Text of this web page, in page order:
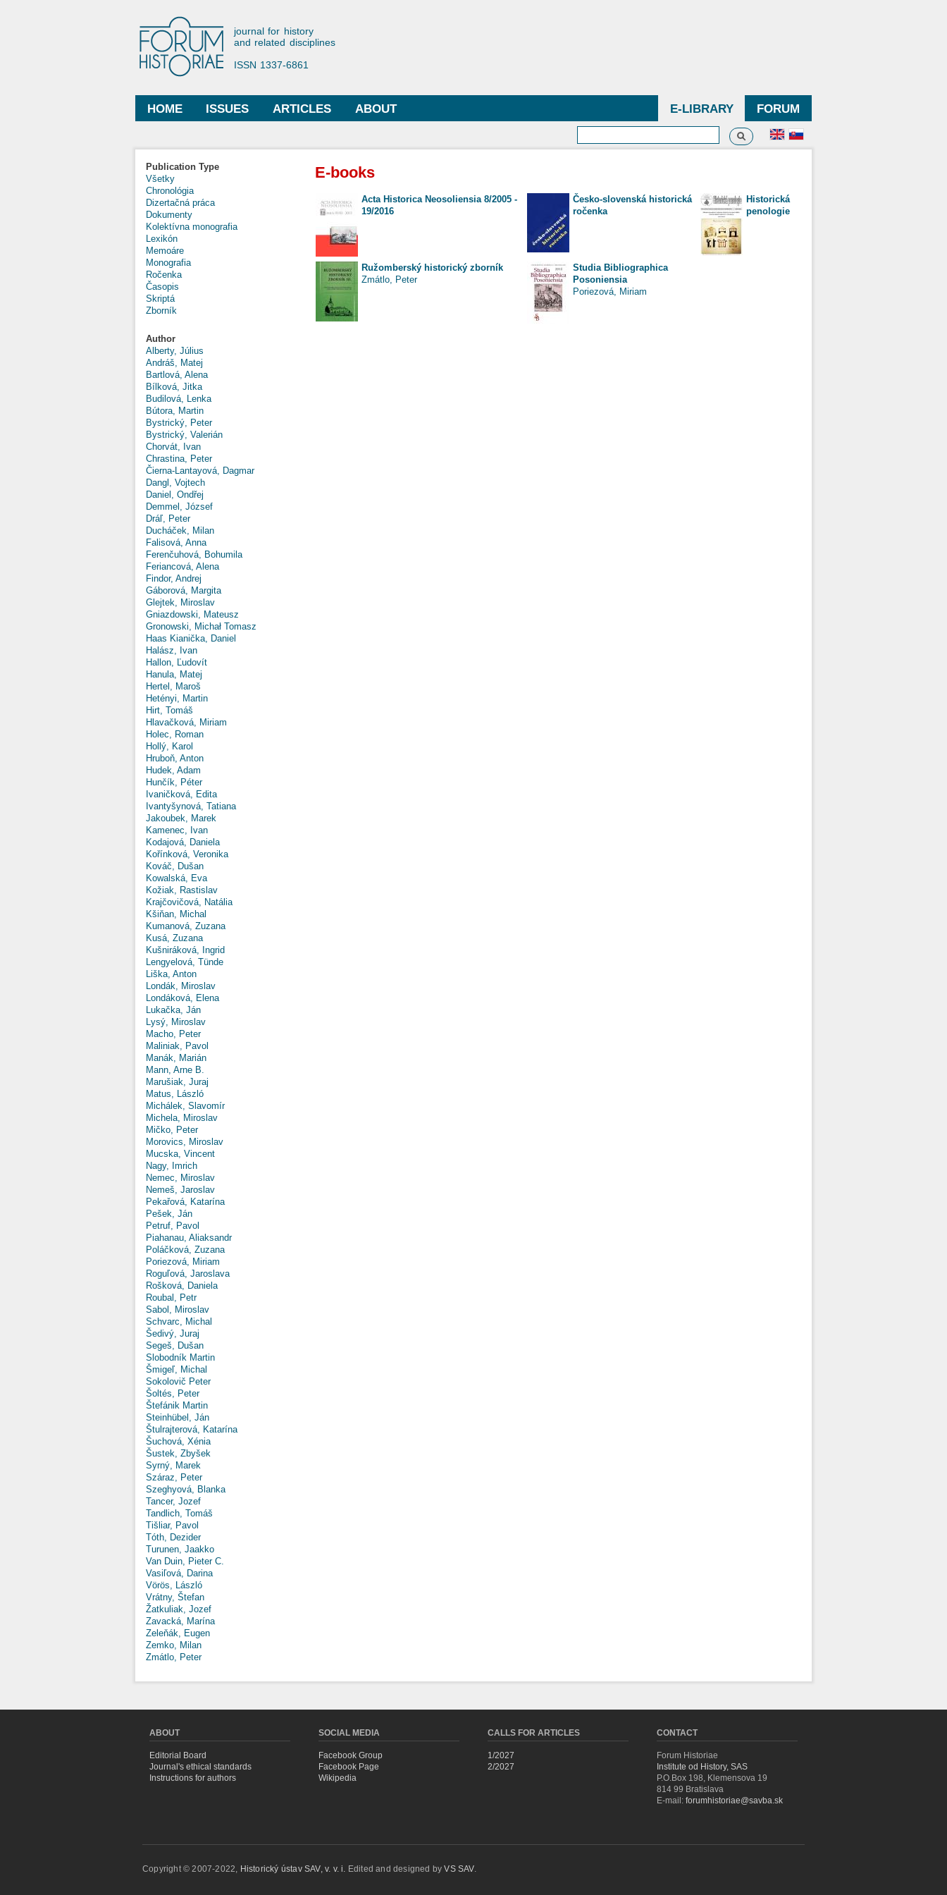
Forum Historiae
journal for history
and related disciplines
ISSN 1337-6861
Main menu
HOME ISSUES ARTICLES FORUM
E-LIBRARY
ABOUT
Search form
Search
Publication Type
Všetky
Chronológia
Dizertačná práca
Dokumenty
Kolektívna monografia
Lexikón
Memoáre
Monografia
Ročenka
Časopis
Skriptá
Zborník
Author
Alberty, Július
Andráš, Matej
Bartlová, Alena
Bílková, Jitka
Budilová, Lenka
Bútora, Martin
Bystrický, Peter
Bystrický, Valerián
Chorvát, Ivan
Chrastina, Peter
Čierna-Lantayová, Dagmar
Dangl, Vojtech
Daniel, Ondřej
Demmel, József
Dráľ, Peter
Ducháček, Milan
Falisová, Anna
Ferenčuhová, Bohumila
Feriancová, Alena
Findor, Andrej
Gáborová, Margita
Glejtek, Miroslav
Gniazdowski, Mateusz
Gronowski, Michał Tomasz
Haas Kianička, Daniel
Halász, Ivan
Hallon, Ľudovít
Hanula, Matej
Hertel, Maroš
Hetényi, Martin
Hirt, Tomáš
Hlavačková, Miriam
Holec, Roman
Hollý, Karol
Hruboň, Anton
Hudek, Adam
Hunčík, Péter
Ivaničková, Edita
Ivantyšynová, Tatiana
Jakoubek, Marek
Kamenec, Ivan
Kodajová, Daniela
Kořínková, Veronika
Kováč, Dušan
Kowalská, Eva
Kožiak, Rastislav
Krajčovičová, Natália
Kšiňan, Michal
Kumanová, Zuzana
Kusá, Zuzana
Kušniráková, Ingrid
Lengyelová, Tünde
Liška, Anton
Londák, Miroslav
Londáková, Elena
Lukačka, Ján
Lysý, Miroslav
Macho, Peter
Maliniak, Pavol
Manák, Marián
Mann, Arne B.
Marušiak, Juraj
Matus, László
Michálek, Slavomír
Michela, Miroslav
Mičko, Peter
Morovics, Miroslav
Mucska, Vincent
Nagy, Imrich
Nemec, Miroslav
Nemeš, Jaroslav
Pekařová, Katarína
Pešek, Ján
Petruf, Pavol
Piahanau, Aliaksandr
Poláčková, Zuzana
Poriezová, Miriam
Roguľová, Jaroslava
Rošková, Daniela
Roubal, Petr
Sabol, Miroslav
Schvarc, Michal
Šedivý, Juraj
Segeš, Dušan
Slobodník Martin
Šmigeľ, Michal
Sokolovič Peter
Šoltés, Peter
Štefánik Martin
Steinhübel, Ján
Štulrajterová, Katarína
Šuchová, Xénia
Šustek, Zbyšek
Syrný, Marek
Száraz, Peter
Szeghyová, Blanka
Tancer, Jozef
Tandlich, Tomáš
Tišliar, Pavol
Tóth, Dezider
Turunen, Jaakko
Van Duin, Pieter C.
Vasiľová, Darina
Vörös, László
Vrátny, Štefan
Žatkuliak, Jozef
Zavacká, Marína
Zeleňák, Eugen
Zemko, Milan
Zmátlo, Peter
E-books
Acta Historica Neosoliensia 8/2005 -
19/2016
Česko-slovenská historická
ročenka
Historická
penologie
Ružomberský historický zborník
Zmátlo, Peter
Studia Bibliographica
Posoniensia
Poriezová, Miriam
ABOUT
Editorial Board
Journal's ethical standards
Instructions for authors
SOCIAL MEDIA
Facebook Group
Facebook Page
Wikipedia
CALLS FOR ARTICLES
1/2027
2/2027
CONTACT
Forum Historiae
Institute od History, SAS
P.O.Box 198, Klemensova 19
814 99 Bratislava
E-mail: forumhistoriae@savba.sk
Copyright © 2007-2022, Historický ústav SAV, v. v. i. Edited and designed byVS SAV.